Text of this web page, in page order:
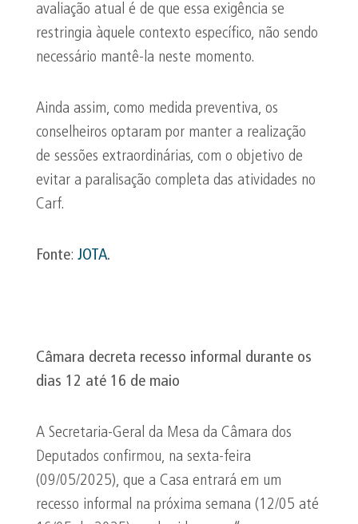
avaliação atual é de que essa exigência se
restringia àquele contexto específico, não sendo
necessário mantê-la neste momento.
Ainda assim, como medida preventiva, os
conselheiros optaram por manter a realização
de sessões extraordinárias, com o objetivo de
evitar a paralisação completa das atividades no
Carf.
Fonte: JOTA.
Câmara decreta recesso informal durante os
dias 12 até 16 de maio
A Secretaria-Geral da Mesa da Câmara dos
Deputados confirmou, na sexta-feira
(09/05/2025), que a Casa entrará em um
recesso informal na próxima semana (12/05 até